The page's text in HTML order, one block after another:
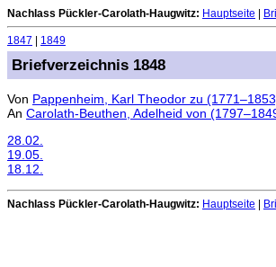
Nachlass Pückler-Carolath-Haugwitz: Hauptseite
1847 1849
Briefverzeichnis 1848
Von Pappenheim, Karl Theodor zu
An Carolath-Beuthen, Adelheid von
28.02.
19.05.
18.12.
Nachlass Pückler-Carolath-Haugwitz: Hauptseite |